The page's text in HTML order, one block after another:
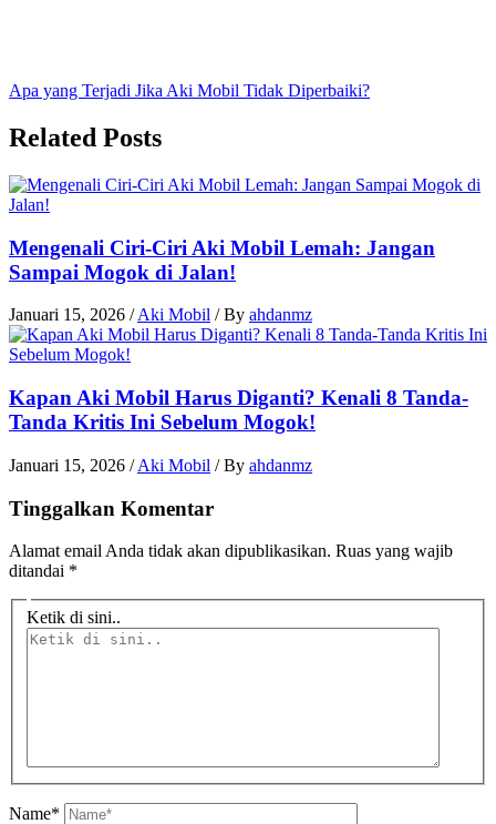
Apa yang Terjadi Jika Aki Mobil Tidak Diperbaiki?
Related Posts
Mengenali Ciri-Ciri Aki Mobil Lemah: Jangan
Sampai Mogok di Jalan!
Januari 15, 2026 /Aki Mobil / By ahdanmz
Kapan Aki Mobil Harus Diganti? Kenali 8 Tanda-
Tanda Kritis Ini Sebelum Mogok!
Januari 15, 2026 /Aki Mobil / By ahdanmz
Tinggalkan Komentar
Alamat email Anda tidak akan dipublikasikan. Ruas yang wajib
ditandai *
Ketik di sini..
Name*